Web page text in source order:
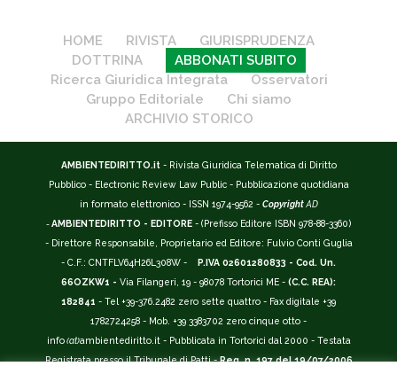
HOME RIVISTA
GIURISPRUDENZA
DOTTRINA
ABBONATI SUBITO
Ricerca Giuridica Integrata
Osservatori
Gruppo Editoriale
Chi siamo
ARCHIVIO STORICO
AMBIENTEDIRITTO.it - Rivista Giuridica Telematica di Diritto
Pubblico - Electronic Review Law Public - Pubblicazione quotidiana
in formato elettronico - ISSN 1974-9562 - Copyright AD
-AMBIENTEDIRITTO - EDITORE - (Prefisso Editore ISBN 978-88-3360)
- Direttore Responsabile, Proprietario ed Editore: Fulvio Conti Guglia
- C.F.: CNTFLV64H26L308W -
P.IVA 02601280833 - Cod. Un.
66OZKW1 - Via Filangeri, 19 - 98078 Tortorici ME - (C.C. REA):
182841 - Tel +39-376.2482 zero sette quattro - Fax digitale +39
1782724258 - Mob. +39 3383702 zero cinque otto -
info(at)ambientediritto.it - Pubblicata in Tortorici dal 2000 - Testata
Registrata presso il Tribunale di Patti -Reg. n. 197 del 19/07/2006